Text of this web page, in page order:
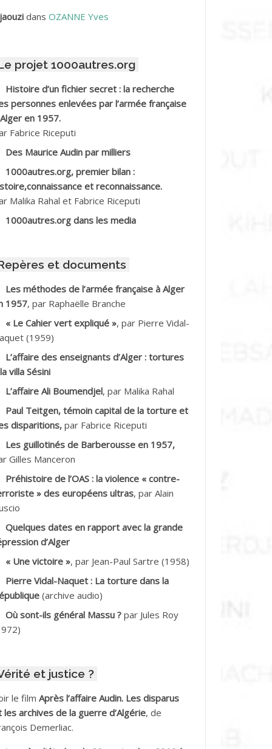
Mohamed *
Ahmed
Mohamed ben Kaddour
Kouider
Ahmed dit le Coiffeur
Mohamed
Salah *
M.*
Ali
Tahar
Ramdane *
Baghdad*
Boualem*
Rachid
Omar *
Vve AIT SAADA
Mohamed Akli
dans OZANNE Yves
projet 1000autres.org
Histoire d’un fichier secret : la recherche
personnes enlevées par l’armée française
en 1957.
Fabrice Riceputi
Des Maurice Audin par milliers
1000autres.org, premier bilan :
et reconnaissance.
Malika Rahal et Fabrice Riceputi
1000autres.org dans les media
et documents
Les méthodes de l’armée française à Alger
1957, par Raphaëlle Branche
« Le Cahier vert expliqué », par Pierre Vidal-
(1959)
L’affaire des enseignants d’Alger : tortures
villa Sésini
L’affaire Ali Boumendjel, par Malika Rahal
Paul Teitgen, témoin capital de la torture et
disparitions, par Fabrice Riceputi
Les guillotinés de Barberousse en 1957,
Gilles Manceron
Préhistoire de l’OAS : la violence « contre-
» des européens ultras, par Alain
Quelques dates en rapport avec la grande
d’Alger
« Une victoire », par Jean-Paul Sartre (1958)
Pierre Vidal-Naquet : La torture dans la
(archive audio)
Où sont-ils général Massu ? par Jules Roy
et justice ?
le film Après l’affaire Audin. Les disparus
les archives de la guerre d’Algérie, de
Demerliac.